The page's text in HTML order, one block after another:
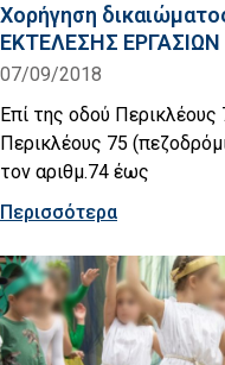
Χορήγηση
ΕΚΤΕΛΕΣΗΣ ΕΡΓΑΣΙΩΝ
07/09/2018
Επί της οδού
Περικλέους 75
τον αριθμ.74 έως
Περισσότερα